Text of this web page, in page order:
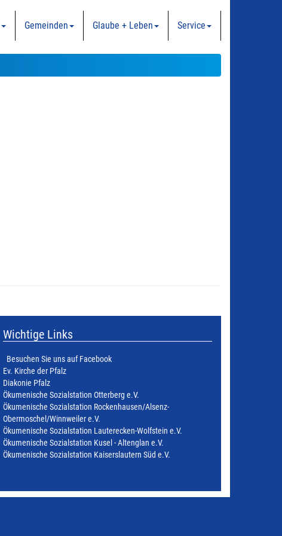
Gemeinden Glaube + Leben Service
Wichtige Links
Besuchen Sie uns auf Facebook
Ev. Kirche der Pfalz
Diakonie Pfalz
Ökumenische Sozialstation Otterberg e.V.
Ökumenische Sozialstation Rockenhausen/Alsenz-
Obermoschel/Winnweiler e.V.
Ökumenische Sozialstation Lauterecken-Wolfstein e.V.
Ökumenische Sozialstation Kusel - Altenglan e.V.
Ökumenische Sozialstation Kaiserslautern Süd e.V.